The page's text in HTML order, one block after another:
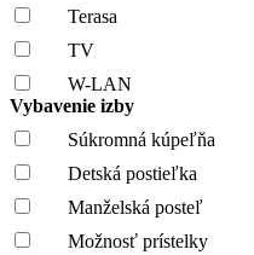
Terasa
TV
W-LAN
Vybavenie izby
Súkromná kúpeľňa
Detská postieľka
Manželská posteľ
Možnosť prístelky